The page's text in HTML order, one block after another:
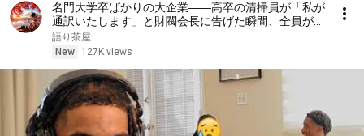
名門大学卒ばかりの大企業――高卒の清掃員が「私が
通訳いたします」と財閥会長に告げた瞬間、全員が嘲
笑した。しかし5分後、その場は静まり返った。#動
エピソード#老後の物語 #家族の物語
語り茶屋
New
127K views